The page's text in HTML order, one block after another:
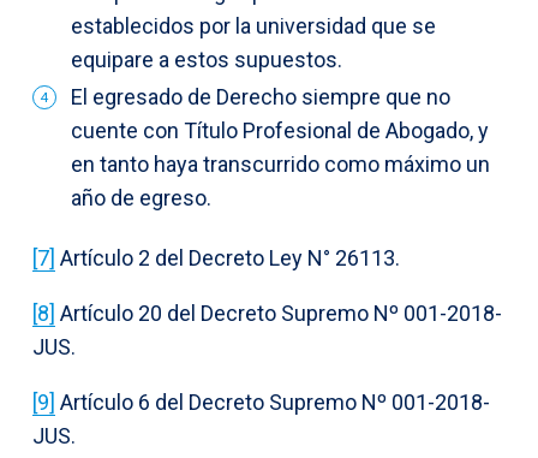
establecidos por la universidad que se
equipare a estos supuestos.
El egresado de Derecho siempre que no
cuente con Título Profesional de Abogado, y
en tanto haya transcurrido como máximo un
año de egreso.
[7] Artículo 2 del Decreto Ley N° 26113.
[8] Artículo 20 del Decreto Supremo Nº 001-2018-
JUS.
[9] Artículo 6 del Decreto Supremo Nº 001-2018-
JUS.